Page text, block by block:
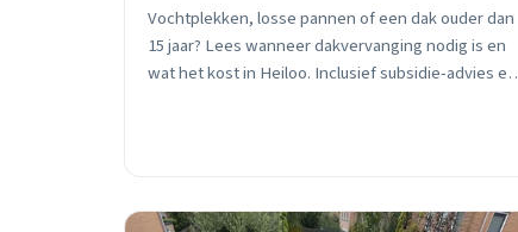
Vochtplekken, losse pannen of een dak ouder dan
15 jaar? Lees wanneer dakvervanging nodig is en
wat het kost in Heiloo. Inclusief subsidie-advies en